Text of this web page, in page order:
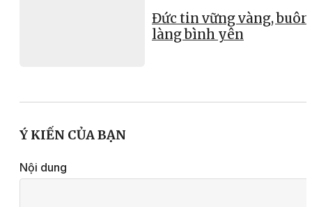
Đức tin vững vàng, buôn
làng bình yên
Ý KIẾN CỦA BẠN
Nội dung